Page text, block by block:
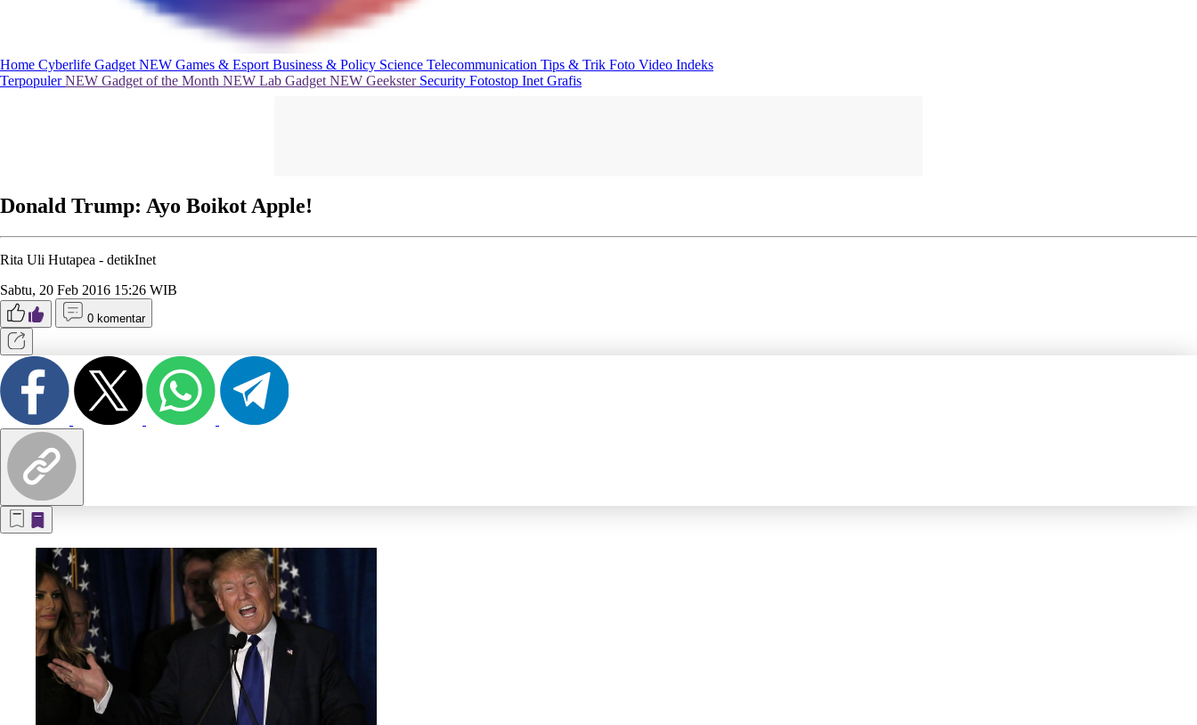
Home Cyberlife Gadget NEW Games & Esport Business & Policy Science Telecommunication Tips & Trik Foto Video Indeks
TerpopulerNEW Gadget of the Month NEW Lab Gadget NEW Geekster Security Fotostop Inet Grafis
Donald Trump: Ayo Boikot Apple!
Rita Uli Hutapea - detikInet
Sabtu, 20 Feb 2016 15:26 WIB
0 komentar